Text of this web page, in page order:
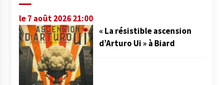
le 7 août 2026 21:00
« La résistible ascension
d’Arturo Ui » à Biard